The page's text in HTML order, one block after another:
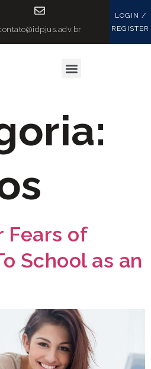
LOGIN /
REGISTER
Fears of
School as an